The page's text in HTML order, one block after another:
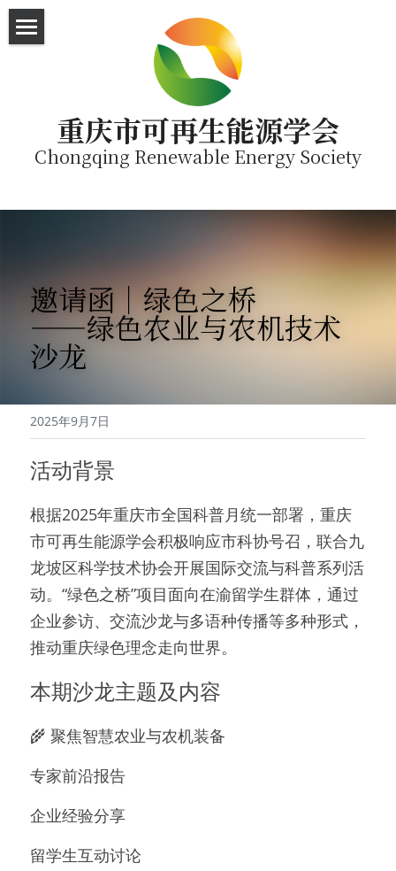
重庆市可再生能源学会
Chongqing Renewable Energy Society
English
邀请函｜绿色之桥
——绿色农业与农机技术
沙龙
2025年9月7日
活动背景
根据2025年重庆市全国科普月统一部署，重庆
市可再生能源学会积极响应市科协号召，联合九
龙坡区科学技术协会开展国际交流与科普系列活
动。“绿色之桥”项目面向在渝留学生群体，通过
企业参访、交流沙龙与多语种传播等多种形式，
推动重庆绿色理念走向世界。
本期沙龙主题及内容
🌾 聚焦智慧农业与农机装备
专家前沿报告
企业经验分享
留学生互动讨论